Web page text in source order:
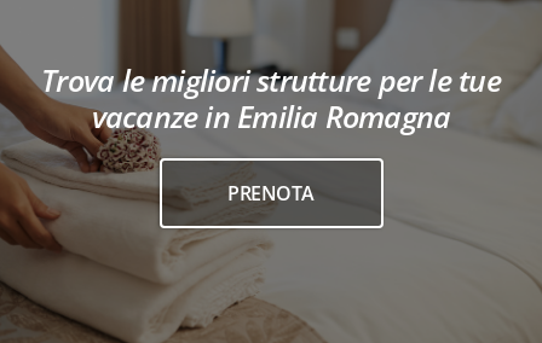
Trova le migliori strutture per le tue
vacanze in Emilia Romagna
PRENOTA